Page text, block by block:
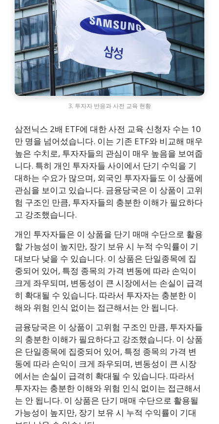
3. 투자자 반응과 사전 교육 현황
삼전닉스 2배 ETF에 대한 사전 교육 신청자 수는 10
만 명을 넘어섰습니다. 이는 기존 ETF와 비교해 매우
높은 수치로, 투자자들의 관심이 매우 높음을 보여줍
니다. 특히 개인 투자자들 사이에서 단기 수익을 기
대하는 수요가 많으며, 외국인 투자자들도 이 상품에
관심을 보이고 있습니다. 금융당국은 이 상품이 고위
험 구조인 만큼, 투자자들의 충분한 이해가 필요하다
고 강조했습니다.
개인 투자자들은 이 상품을 단기 매매 수단으로 활용
할 가능성이 높지만, 장기 보유 시 누적 수익률이 기
대보다 낮을 수 있습니다. 이 상품은 단일종목에 집
중되어 있어, 특정 종목의 가격 변동에 따라 손익이
크게 좌우되며, 변동성이 큰 시장에서는 손실이 급격
히 확대될 수 있습니다. 따라서 투자자는 충분한 이
해와 위험 인식 없이는 접근해서는 안 됩니다.
금융당국은 이 상품이 고위험 구조인 만큼, 투자자들
의 충분한 이해가 필요하다고 강조했습니다. 이 상품
은 단일종목에 집중되어 있어, 특정 종목의 가격 변
동에 따라 손익이 크게 좌우되며, 변동성이 큰 시장
에서는 손실이 급격히 확대될 수 있습니다. 따라서
투자자는 충분한 이해와 위험 인식 없이는 접근해서
는 안 됩니다. 이 상품은 단기 매매 수단으로 활용될
가능성이 높지만, 장기 보유 시 누적 수익률이 기대